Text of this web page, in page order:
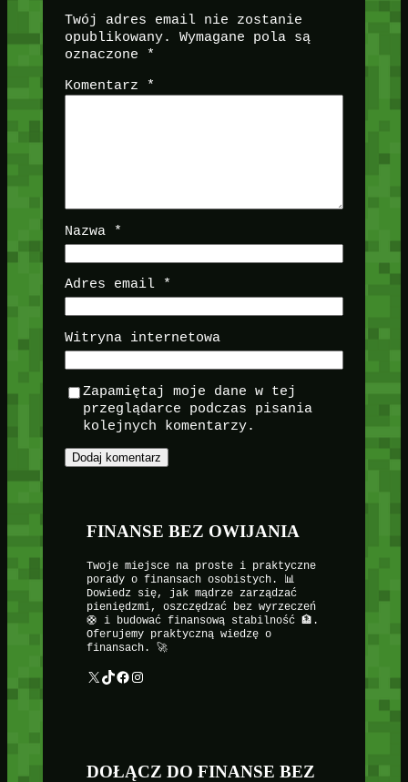
Twój adres email nie zostanie
opublikowany.
Wymagane pola są
oznaczone
*
Komentarz *
Nazwa *
Adres email *
Witryna internetowa
Zapamiętaj moje dane w tej
przeglądarce podczas pisania
kolejnych komentarzy.
FINANSE BEZ OWIJANIA
Twoje miejsce na proste i praktyczne
porady o finansach osobistych. 📊
Dowiedz się, jak mądrze zarządzać
pieniędzmi, oszczędzać bez wyrzeczeń
🛟 i budować finansową stabilność 🏦.
Oferujemy praktyczną wiedzę o
finansach. 🚀
X TikTok Facebook Instagram
DOŁĄCZ DO FINANSE BEZ